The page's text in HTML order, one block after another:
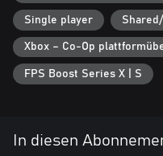
Single player
Xbox – Co-Op
FPS Boost Series X | S
In diesen